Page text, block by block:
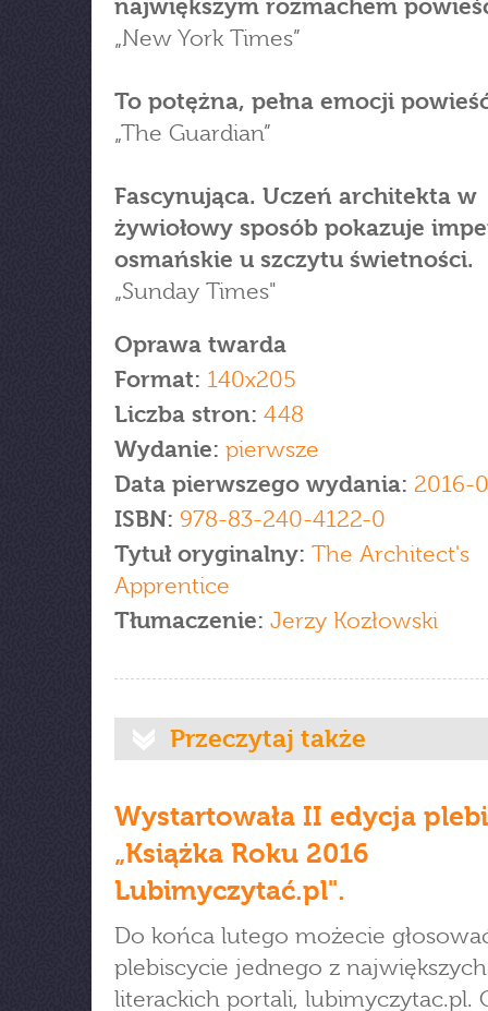
największym rozmachem
„New York Times”
To potężna, pełna emocji
„The Guardian”
Fascynująca. Uczeń architekta w
żywiołowy sposób pokazuje
osmańskie u szczytu świetności.
„Sunday Times"
Oprawa twarda
Format: 140x205
Liczba stron: 448
Wydanie: pierwsze
Data pierwszego wydania: 2016-
ISBN: 978-83-240-4122-0
Tytuł oryginalny: The Architect's
Apprentice
Tłumaczenie: Jerzy Kozłowski
Przeczytaj także
Wystartowała II edycja
„Książka Roku 2016
Lubimyczytać.pl".
Do końca lutego możecie
plebiscycie jednego z największych
literackich portali, lubimyczytac.pl.